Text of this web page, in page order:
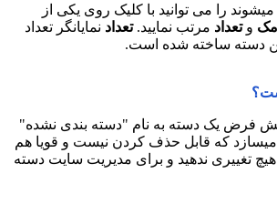
را می توانید با کلیک روی یکی از
وتعداد مرتب نمایید.تعداد نمایانگر تعداد
دسته ساخته شده است.
فرض یک دسته به نام "دسته بندی نشده"
که قابل حذف کردن نیست و قویا هم
تغییری ندهید و برای مدیریت سایت دسته